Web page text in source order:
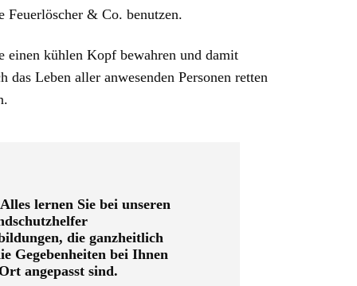
Feuerlöscher & Co. benutzen.
einen kühlen Kopf bewahren und damit
das Leben aller anwesenden Personen retten
lernen Sie bei unseren
die ganzheitlich
Gegebenheiten bei Ihnen
angepasst sind.